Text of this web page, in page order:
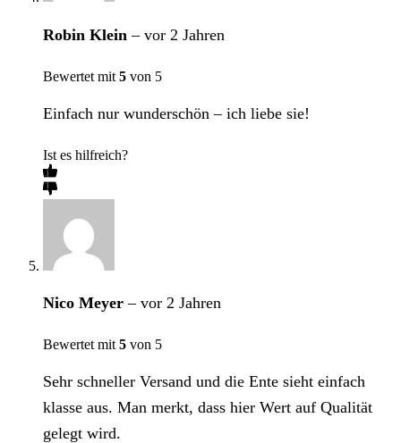
Robin Klein– vor 2 Jahren
Bewertet mit 5 von 5
Einfach nur wunderschön – ich liebe sie!
Ist es hilfreich?
Nico Meyer– vor 2 Jahren
Bewertet mit 5 von 5
Sehr schneller Versand und die Ente sieht einfach
klasse aus. Man merkt, dass hier Wert auf Qualität
gelegt wird.